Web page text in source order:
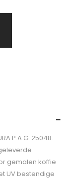
P.A.G. 25048.
gemalen koffie
UV bestendige